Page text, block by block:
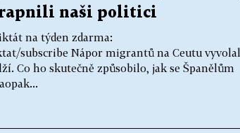
naši politici
na týden zdarma:
subscribe Nápor migrantů na Ceutu vyvolal
Co ho skutečně způsobilo, jak se Španělům